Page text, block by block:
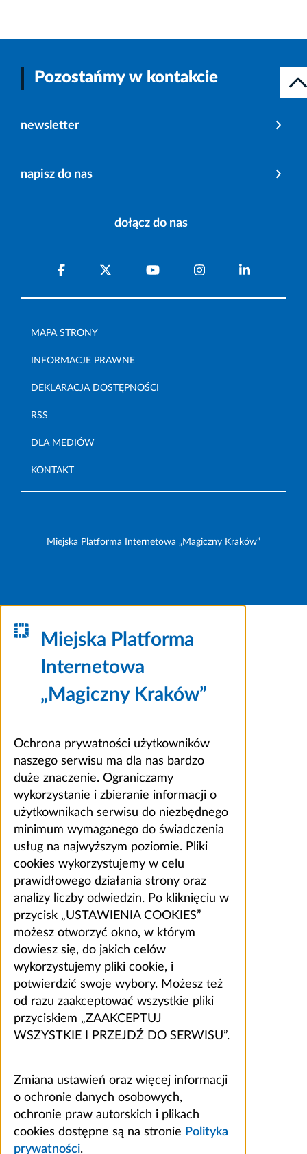
Pozostańmy w kontakcie
newsletter
napisz do nas
dołącz do nas
MAPA STRONY
INFORMACJE PRAWNE
DEKLARACJA DOSTĘPNOŚCI
RSS
DLA MEDIÓW
KONTAKT
Miejska Platforma Internetowa „Magiczny Kraków”
Miejska Platforma
Internetowa
„Magiczny Kraków”
Ochrona prywatności użytkowników
naszego serwisu ma dla nas bardzo
duże znaczenie. Ograniczamy
wykorzystanie i zbieranie informacji o
użytkownikach serwisu do niezbędnego
minimum wymaganego do świadczenia
usług na najwyższym poziomie. Pliki
cookies wykorzystujemy w celu
prawidłowego działania strony oraz
analizy liczby odwiedzin. Po kliknięciu w
przycisk „USTAWIENIA COOKIES”
możesz otworzyć okno, w którym
dowiesz się, do jakich celów
wykorzystujemy pliki cookie, i
potwierdzić swoje wybory. Możesz też
od razu zaakceptować wszystkie pliki
przyciskiem „ZAAKCEPTUJ
WSZYSTKIE I PRZEJDŹ DO SERWISU”.
Zmiana ustawień oraz więcej informacji
o ochronie danych osobowych,
ochronie praw autorskich i plikach
cookies dostępne są na stronie Polityka
prywatności.